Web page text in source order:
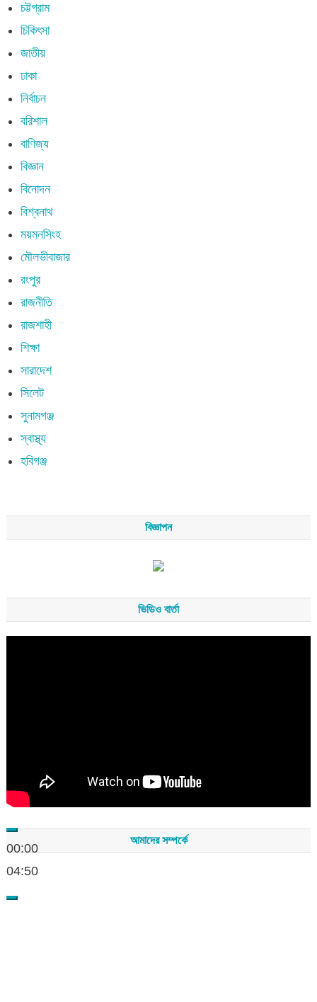
চট্টগ্রাম
চিকিৎসা
জাতীয়
ঢাকা
নির্বাচন
বরিশাল
বাণিজ্য
বিজ্ঞান
বিনোদন
বিশ্বনাথ
ময়মনসিংহ
মৌলভীবাজার
রংপুর
রাজনীতি
রাজশাহী
শিক্ষা
সারাদেশ
সিলেট
সুনামগঞ্জ
স্বাস্থ্য
হবিগঞ্জ
বিজ্ঞাপন
ভিডিও বার্তা
00:00
04:50
আমাদের সম্পর্কে